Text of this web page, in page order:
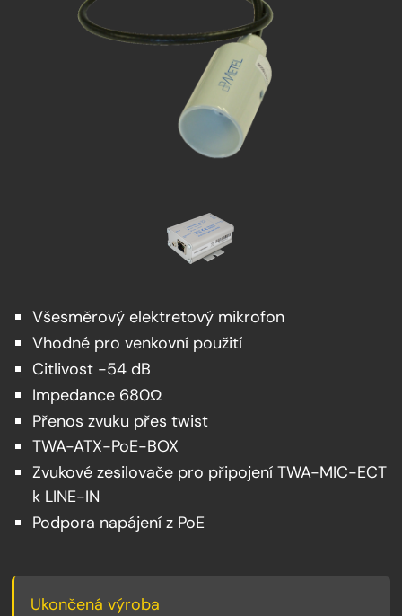
Všesměrový elektretový mikrofon
Vhodné pro venkovní použití
Citlivost -54 dB
Impedance 680Ω
Přenos zvuku přes twist
TWA-ATX-PoE-BOX
Zvukové zesilovače pro připojení TWA-MIC-ECT
k LINE-IN
Podpora napájení z PoE
Ukončená výroba